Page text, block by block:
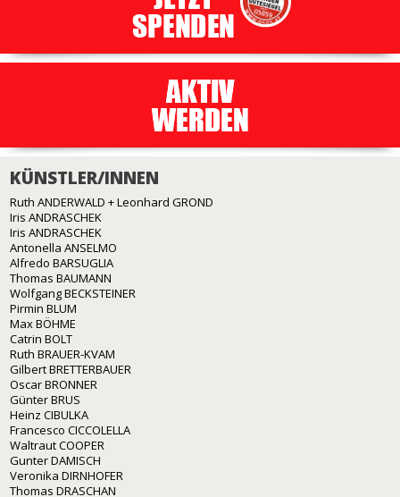
KÜNSTLER/INNEN
Ruth ANDERWALD + Leonhard GROND
Iris ANDRASCHEK
Iris ANDRASCHEK
Antonella ANSELMO
Alfredo BARSUGLIA
Thomas BAUMANN
Wolfgang BECKSTEINER
Pirmin BLUM
Max BÖHME
Catrin BOLT
Ruth BRAUER-KVAM
Gilbert BRETTERBAUER
Oscar BRONNER
Günter BRUS
Heinz CIBULKA
Francesco CICCOLELLA
Waltraut COOPER
Gunter DAMISCH
Veronika DIRNHOFER
Thomas DRASCHAN